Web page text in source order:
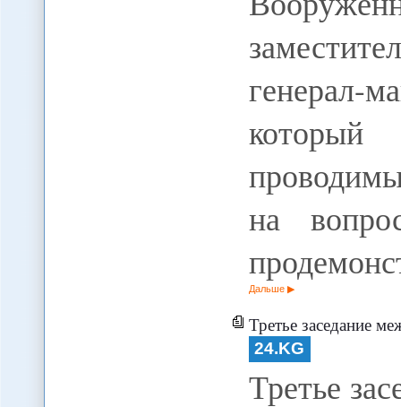
на
Дальше
Третье заседание межправительственной
24.KG
Третье